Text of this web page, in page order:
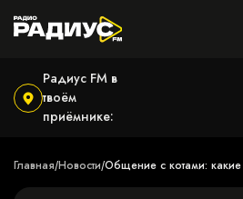
Радиус FM в
твоём
приёмнике:
Главная/Новости/Общение с котами: